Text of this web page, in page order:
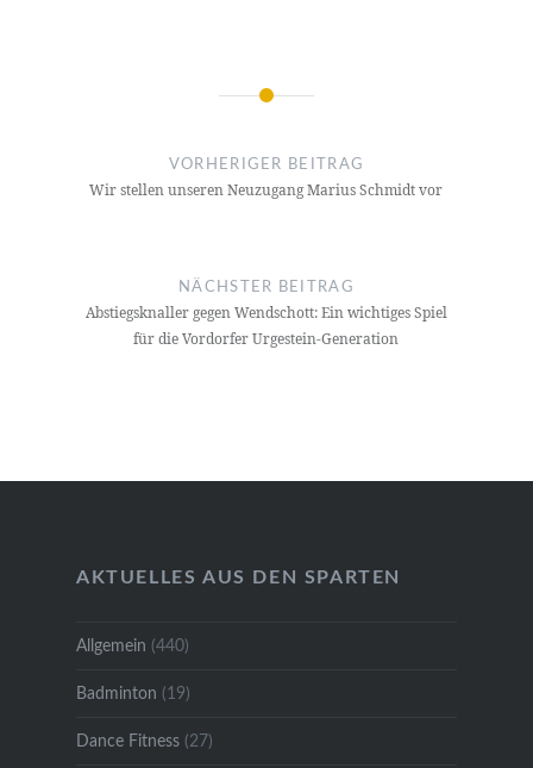
Beitragsnavigation
VORHERIGER BEITRAG
Wir stellen unseren Neuzugang Marius Schmidt vor
NÄCHSTER BEITRAG
Abstiegsknaller gegen Wendschott: Ein wichtiges Spiel
für die Vordorfer Urgestein-Generation
AKTUELLES AUS DEN SPARTEN
Allgemein (440)
Badminton (19)
Dance Fitness(27)